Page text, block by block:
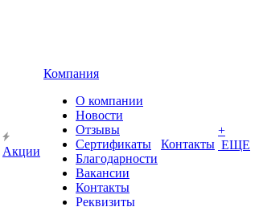
Акции
Компания
О компании
Новости
Отзывы
Сертификаты
Благодарности
Вакансии
Контакты
Реквизиты
Контакты
+
ЕЩЕ